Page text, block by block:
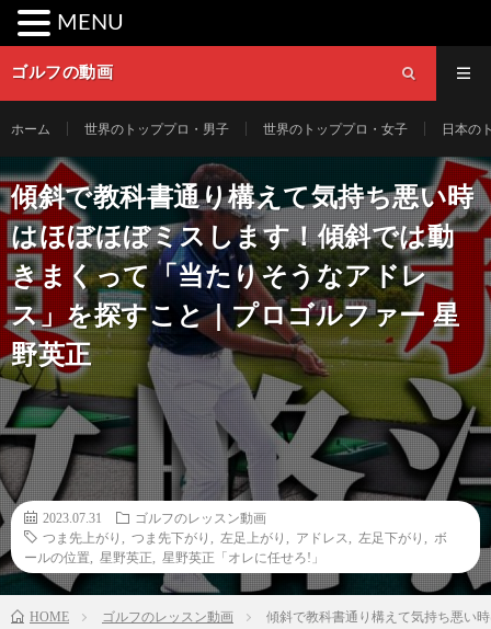
ゴルフの動画
ホーム 世界のトッププロ・男子 世界のトッププロ・女子 日本の
傾斜で教科書通り構えて気持ち悪い時
はほぼほぼミスします！傾斜では動
きまくって「当たりそうなアドレ
ス」を探すこと｜プロゴルファー 星
野英正
2023.07.31
ゴルフのレッスン動画
つま先上がり
つま先下がり 左足上がり アドレス 左足下がり
ボ
ールの位置
星野英正 星野英正「オレに任せろ!」
HOME ゴルフのレッスン動画 傾斜で教科書通り構えて気持ち悪い
MENU